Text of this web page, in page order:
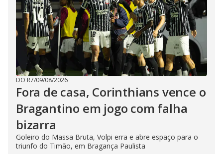
DO R7/09/08/2026
Fora de casa, Corinthians vence o
Bragantino em jogo com falha
bizarra
Goleiro do Massa Bruta, Volpi erra e abre espaço para o
triunfo do Timão, em Bragança Paulista